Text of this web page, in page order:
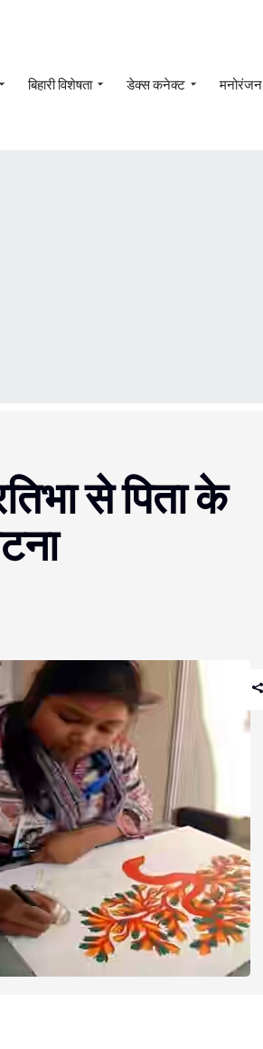
बिहारी विशेषता डेक्स कनेक्ट मनोरंजन
से पिता के